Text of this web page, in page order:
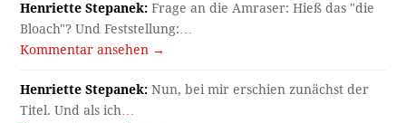
Henriette Stepanek: Frage an die Amraser: Hieß das "die
Bloach"? Und Feststellung:…
Kommentar ansehen →
Henriette Stepanek: Nun, bei mir erschien zunächst der
Titel. Und als ich…